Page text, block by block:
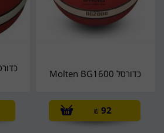
כדורסל Molten BG1600
92
₪